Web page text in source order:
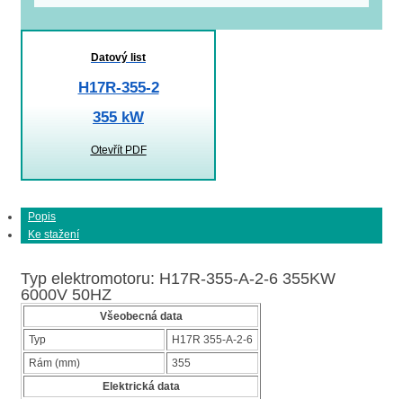
Datový list
H17R-355-2
355 kW
Otevřít PDF
Popis
Ke stažení
Typ elektromotoru: H17R-355-A-2-6 355KW
6000V 50HZ
Všeobecná data
Typ
H17R 355-A-2-6
Rám (mm)
355
Elektrická data